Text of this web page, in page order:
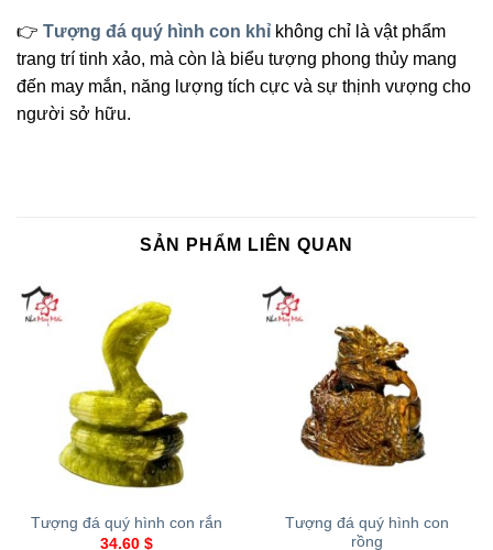
👉 Tượng đá quý hình con khỉ không chỉ là vật phẩm
trang trí tinh xảo, mà còn là biểu tượng phong thủy mang
đến may mắn, năng lượng tích cực và sự thịnh vượng cho
người sở hữu.
SẢN PHẨM LIÊN QUAN
Tượng đá quý hình con rắn
34.60 $
Tượng đá quý hình con
rồng